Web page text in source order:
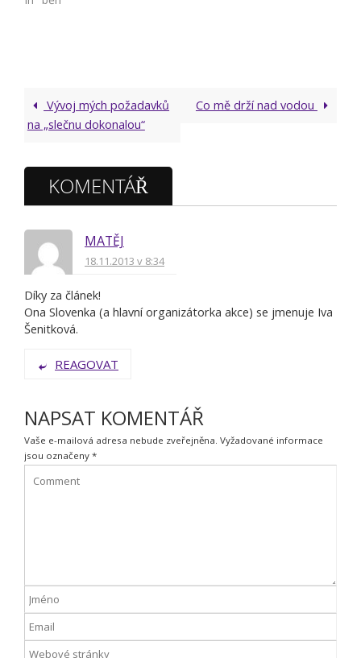
Vývoj mých požadavků
na „slečnu dokonalou“
Co mě drží nad vodou
KOMENTÁŘ
MATĚJ
18.11.2013 v 8:34
Díky za článek!
Ona Slovenka (a hlavní organizátorka akce) se jmenuje Iva
Šenitková.
REAGOVAT
NAPSAT KOMENTÁŘ
Vaše e-mailová adresa nebude zveřejněna. Vyžadované informace
jsou označeny *